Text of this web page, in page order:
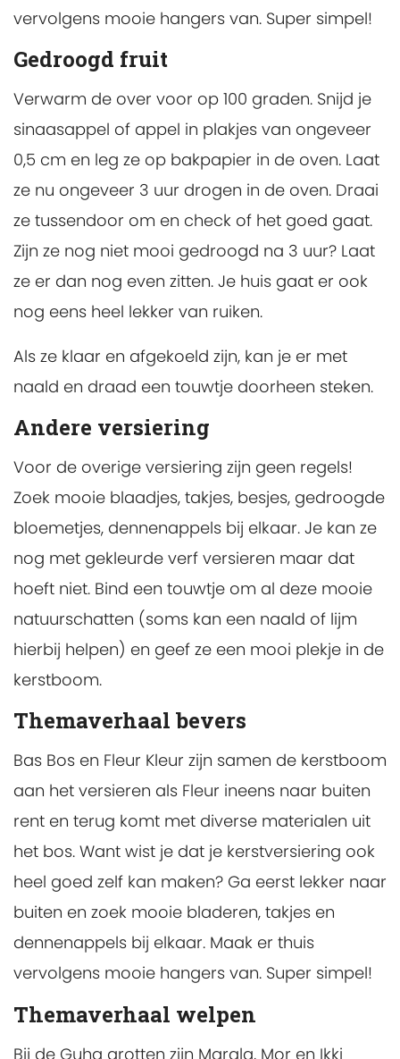
vervolgens mooie hangers van. Super simpel!
Gedroogd fruit
Verwarm de over voor op 100 graden. Snijd je
sinaasappel of appel in plakjes van ongeveer
0,5 cm en leg ze op bakpapier in de oven. Laat
ze nu ongeveer 3 uur drogen in de oven. Draai
ze tussendoor om en check of het goed gaat.
Zijn ze nog niet mooi gedroogd na 3 uur? Laat
ze er dan nog even zitten. Je huis gaat er ook
nog eens heel lekker van ruiken.
Als ze klaar en afgekoeld zijn, kan je er met
naald en draad een touwtje doorheen steken.
Andere versiering
Voor de overige versiering zijn geen regels!
Zoek mooie blaadjes, takjes, besjes, gedroogde
bloemetjes, dennenappels bij elkaar. Je kan ze
nog met gekleurde verf versieren maar dat
hoeft niet. Bind een touwtje om al deze mooie
natuurschatten (soms kan een naald of lijm
hierbij helpen) en geef ze een mooi plekje in de
kerstboom.
Themaverhaal bevers
Bas Bos en Fleur Kleur zijn samen de kerstboom
aan het versieren als Fleur ineens naar buiten
rent en terug komt met diverse materialen uit
het bos. Want wist je dat je kerstversiering ook
heel goed zelf kan maken? Ga eerst lekker naar
buiten en zoek mooie bladeren, takjes en
dennenappels bij elkaar. Maak er thuis
vervolgens mooie hangers van. Super simpel!
Themaverhaal welpen
Bij de Guha grotten zijn Marala, Mor en Ikki